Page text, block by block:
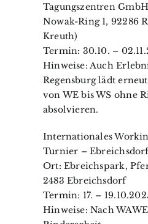
Tagungszentren
Nowak-Ring 1, 92286
Kreuth)
Termin: 30.10. –
Hinweise: Auch
Regensburg lädt
von WE bis WS ohne
absolvieren.
Internationales
Turnier –
Ort: Ebreichspark,
2483 Ebreichsdorf
Termin: 17. –
Hinweise: Nach